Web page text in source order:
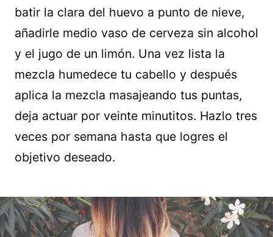
batir la clara del huevo a punto de nieve,
añadirle medio vaso de cerveza sin alcohol
y el jugo de un limón. Una vez lista la
mezcla humedece tu cabello y después
aplica la mezcla masajeando tus puntas,
deja actuar por veinte minutitos. Hazlo tres
veces por semana hasta que logres el
objetivo deseado.